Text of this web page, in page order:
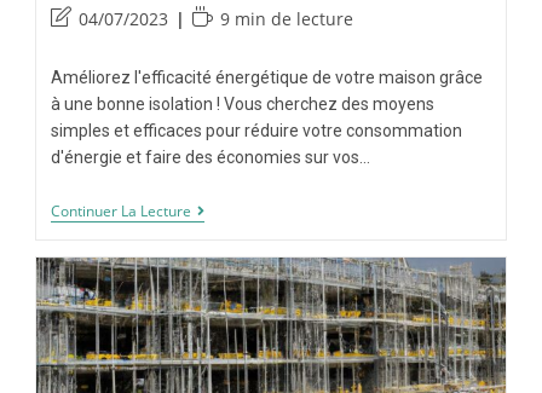
04/07/2023
9 min de lecture
Améliorez l'efficacité énergétique de votre maison grâce
à une bonne isolation ! Vous cherchez des moyens
simples et efficaces pour réduire votre consommation
d'énergie et faire des économies sur vos…
Continuer La Lecture